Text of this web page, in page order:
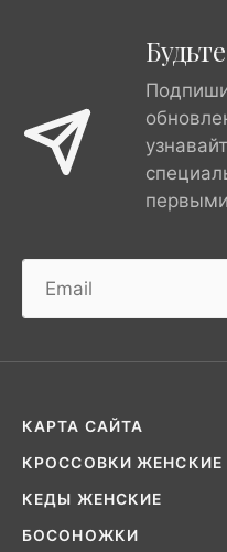
КАРТА САЙТА
КРОССОВКИ ЖЕНСКИЕ
КЕДЫ ЖЕНСКИЕ
БОСОНОЖКИ